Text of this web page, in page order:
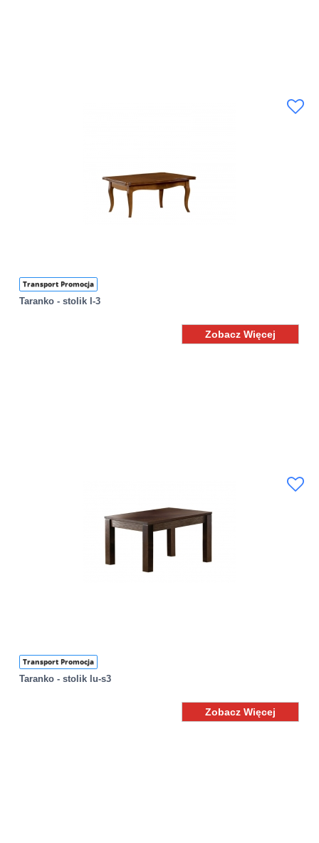
Transport Promocja
Taranko - stolik l-3
Zobacz Więcej
Transport Promocja
Taranko - stolik lu-s3
Zobacz Więcej